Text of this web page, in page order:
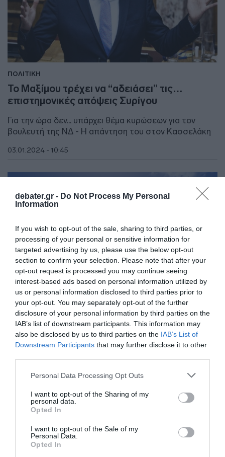
debater.gr - Do Not Process My Personal
Information
If you wish to opt-out of the sale, sharing to third parties, or
processing of your personal or sensitive information for
targeted advertising by us, please use the below opt-out
section to confirm your selection. Please note that after your
opt-out request is processed you may continue seeing
interest-based ads based on personal information utilized by
us or personal information disclosed to third parties prior to
your opt-out. You may separately opt-out of the further
disclosure of your personal information by third parties on the
IAB’s list of downstream participants. This information may
also be disclosed by us to third parties on the IAB’s List of
Downstream Participants that may further disclose it to other
Please note that this website/app uses one or more Google
not limited to your visit or usage behaviour. You may click to
grant or deny consent to Google and its third-party tags to
use your data for below specified purposes in below Google
consent section.
Personal Data Processing Opt Outs
I want to opt-out of the Sharing of my
personal data.
Opted In
I want to opt-out of the Sale of my
Personal Data.
Opted In
ΠΟΛΙΤΙΚΗ
Το Μαξίμου τρέχει να “αδειάσει” τις…
επιστημονικές απόψεις Συρίγου
Για την ώρα δεν... υπάρχει θέμα κυρώσεων για τον
βουλευτή της ΝΔ - Η απάντηση του στον Κασσελάκη
03.01.2024 - 10:45
ΠΟΛΙΤΙΚΗ
Τσιόδρας για δηλώσεις Συρίγου: “Η Συνθήκη
της Λωζάνης είναι η βάση των
ελληνοτουρκικών σχέσεων και δεν
αναθεωρείται”
Ξεκαθάρισε τη θέση της ελληνικής κυβέρνησης
03.01.2024 - 10:14